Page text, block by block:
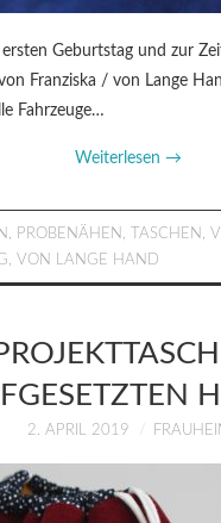
Geburtstag und zur
Franziska / von Lange
Fahrzeuge…
Weiterlesen →
PROBENÄHEN TASCHEN
VON LANGE HAND
2. APRIL 2019